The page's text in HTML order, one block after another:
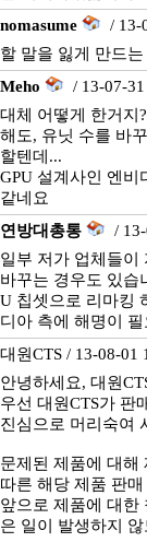
nomasume
/ 13-
할 말을 잃게 만드
Meho
/ 13-07-
대체 어떻게 한거지
해도, 유닛 수를 바
할텐데...
GPU 설계사인 엔비
같네요
연방대총통
/
일부 저가 업체들이
바꾸는 경우도 있습
U 칩셋으로 리마킹
디아 측에 해명이
대원CTS / 13-08-01
안녕하세요, 대원
우선 대원CTS가 판
진심으로 머리숙여
문제된 제품에 대해
따른 해당 제품 판
앞으로 제품에 대한
은 일이 발생하지